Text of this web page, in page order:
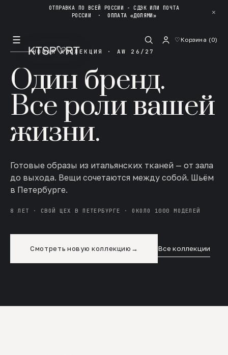
ОТПРАВКА ПО ВСЕЙ РОССИИ - СДЭК ИЛИ ПОЧТА
РОССИИ ·ОПЛАТА «ДОЛЯМИ» ✕
☰ ♡Корзина (0)
НОВАЯ КОЛЛЕКЦИЯ · AW 26/27
Один бренд.
Все роли вашей
жизни.
Готовые образы из итальянских тканей — от зала
до выхода. Вещи сочетаются между собой. Шьём
в Петербурге.
8 ЛЕТ · СВОЙ ЦЕХ В ПЕТЕРБУРГЕ · ОКОЛО 1000 МОДЕЛЕЙ
Смотреть новую коллекцию → Все коллекции